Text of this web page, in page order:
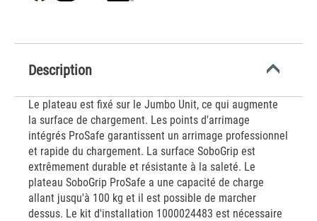
Description
Le plateau est fixé sur le Jumbo Unit, ce qui augmente
la surface de chargement. Les points d'arrimage
intégrés ProSafe garantissent un arrimage professionnel
et rapide du chargement. La surface SoboGrip est
extrêmement durable et résistante à la saleté. Le
plateau SoboGrip ProSafe a une capacité de charge
allant jusqu'à 100 kg et il est possible de marcher
dessus. Le kit d'installation 1000024483 est nécessaire